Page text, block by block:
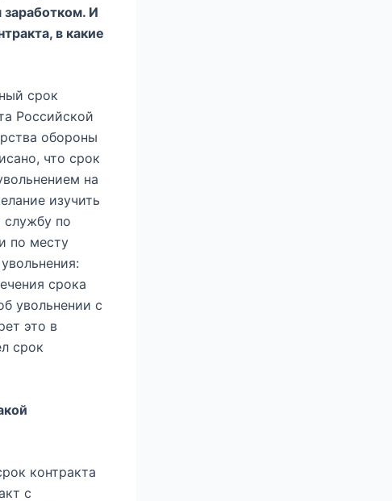
И
в какие
срок
Российской
обороны
что срок
на
изучить
службу по
по месту
срока
увольнении с
это в
срок
контракта
с